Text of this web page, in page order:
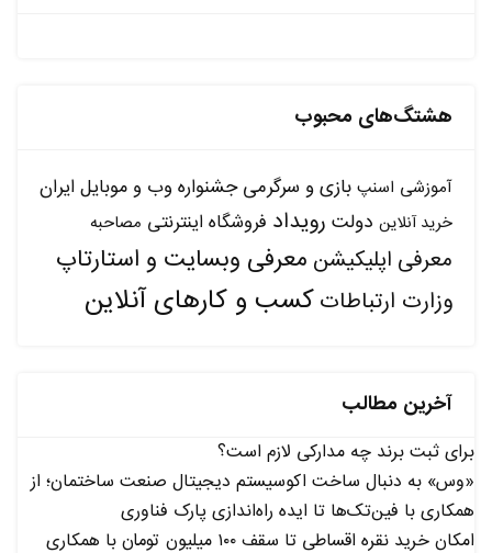
هشتگ‌های محبوب
آموزشی اسنپ بازی و سرگرمی جشنواره وب و موبایل ایران
خرید آنلاین دولت رویداد فروشگاه اینترنتی مصاحبه
معرفی اپلیکیشن معرفی وبسایت و استارتاپ
وزارت ارتباطاتکسب و کارهای آنلاین
آخرین مطالب
برای ثبت برند چه مدارکی لازم است؟
«وس» به دنبال ساخت اکوسیستم دیجیتال صنعت ساختمان؛ از
همکاری با فین‌تک‌ها تا ایده راه‌اندازی پارک فناوری
امکان خرید نقره اقساطی تا سقف ۱۰۰ میلیون تومان با همکاری